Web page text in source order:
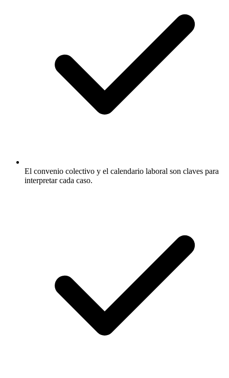
El convenio colectivo y el calendario laboral son claves para
interpretar cada caso.